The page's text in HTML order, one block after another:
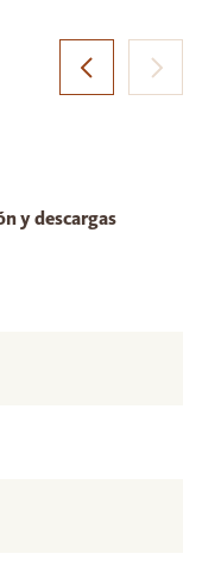
y descargas